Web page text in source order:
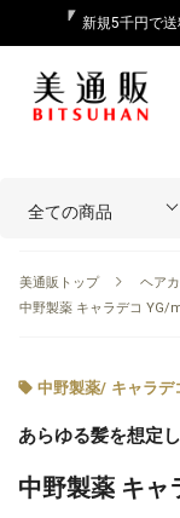
新規5千円で
美通販トップ ヘア
中野製薬 キャラデコ YG/
中野製薬/ キャラデ
あらゆる髪を想定
中野製薬 キャ